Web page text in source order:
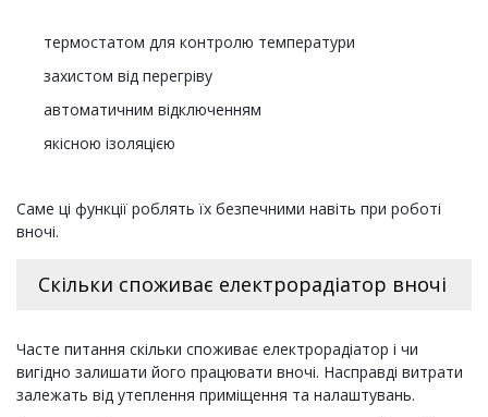
термостатом для контролю температури
захистом від перегріву
автоматичним відключенням
якісною ізоляцією
Саме ці функції роблять їх безпечними навіть при роботі
вночі.
Скільки споживає електрорадіатор вночі
Часте питання скільки споживає електрорадіатор і чи
вигідно залишати його працювати вночі. Насправді витрати
залежать від утеплення приміщення та налаштувань.